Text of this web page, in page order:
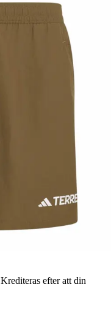
Krediteras efter att din